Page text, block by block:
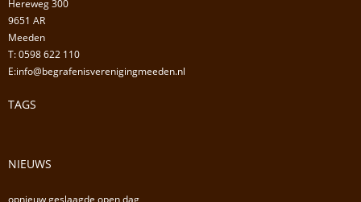
Hereweg 300
9651 AR
Meeden
T: 0598 622 110
E:info@begrafenisverenigingmeeden.nl
TAGS
NIEUWS
opnieuw geslaagde open dag